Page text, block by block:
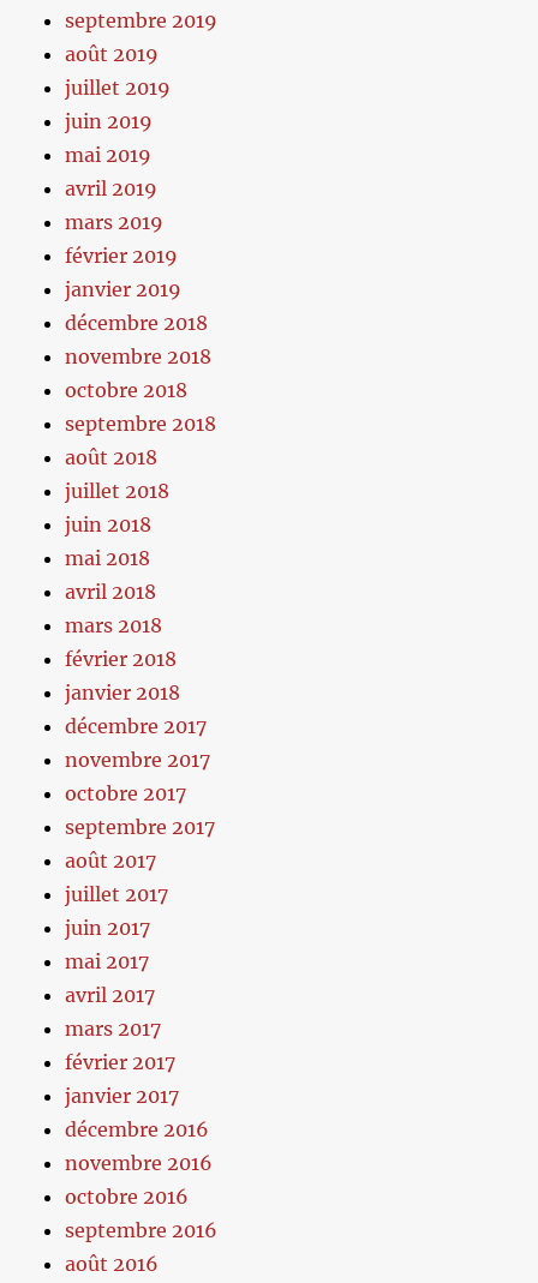
septembre 2019
août 2019
juillet 2019
juin 2019
mai 2019
avril 2019
mars 2019
février 2019
janvier 2019
décembre 2018
novembre 2018
octobre 2018
septembre 2018
août 2018
juillet 2018
juin 2018
mai 2018
avril 2018
mars 2018
février 2018
janvier 2018
décembre 2017
novembre 2017
octobre 2017
septembre 2017
août 2017
juillet 2017
juin 2017
mai 2017
avril 2017
mars 2017
février 2017
janvier 2017
décembre 2016
novembre 2016
octobre 2016
septembre 2016
août 2016